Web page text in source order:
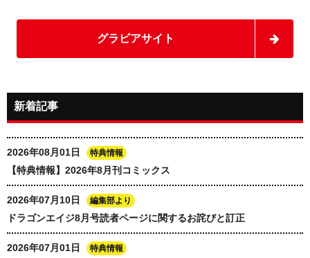
グラビアサイト
新着記事
2026年08月01日 特典情報
【特典情報】2026年8月刊コミックス
2026年07月10日 編集部より
ドラゴンエイジ8月号読者ページに関するお詫びと訂正
2026年07月01日 特典情報